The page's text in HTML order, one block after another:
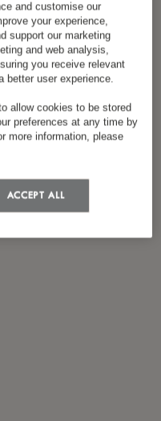
and customise our
your experience,
support our marketing
and web analysis,
you receive relevant
better user experience.
allow cookies to be stored
preferences at any time by
more information, please
ACCEPT ALL